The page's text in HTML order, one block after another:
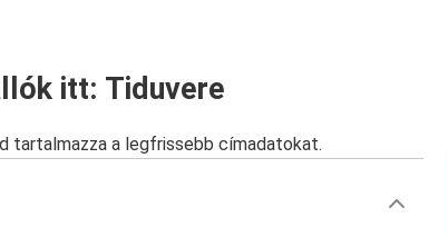
itt: Tiduvere
tartalmazza a legfrissebb címadatokat.